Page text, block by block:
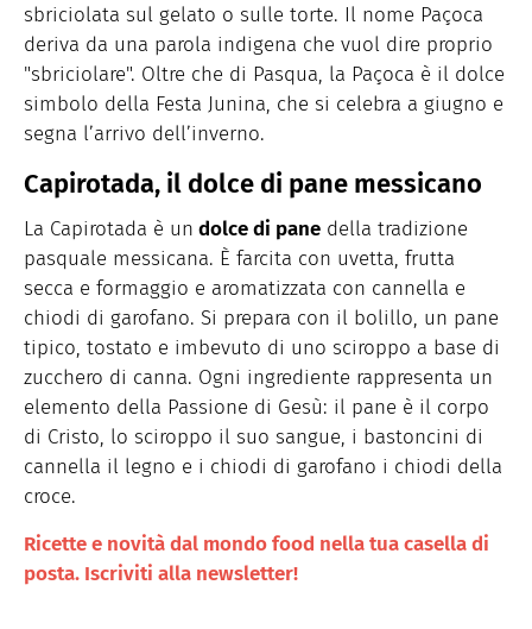
sbriciolata sul gelato o sulle torte. Il nome Paçoca
deriva da una parola indigena che vuol dire proprio
"sbriciolare". Oltre che di Pasqua, la Paçoca è il dolce
simbolo della Festa Junina, che si celebra a giugno e
segna l’arrivo dell’inverno.
Capirotada, il dolce di pane messicano
La Capirotada è un dolce di pane della tradizione
pasquale messicana. È farcita con uvetta, frutta
secca e formaggio e aromatizzata con cannella e
chiodi di garofano. Si prepara con il bolillo, un pane
tipico, tostato e imbevuto di uno sciroppo a base di
zucchero di canna. Ogni ingrediente rappresenta un
elemento della Passione di Gesù: il pane è il corpo
di Cristo, lo sciroppo il suo sangue, i bastoncini di
cannella il legno e i chiodi di garofano i chiodi della
croce.
Ricette e novità dal mondo food nella tua casella di
posta. Iscriviti alla newsletter!